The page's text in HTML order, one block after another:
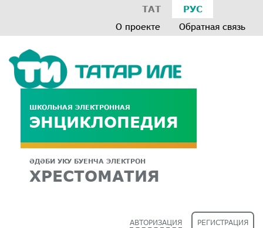
ТАТ РУС
О проекте Обратная связь
ШКОЛЬНАЯ ЭЛЕКТРОННАЯ
ЭНЦИКЛОПЕДИЯ
ӘДӘБИ УКУ БУЕНЧА ЭЛЕКТРОН
ХРЕСТОМАТИЯ
АВТОРИЗАЦИЯ РЕГИСТРАЦИЯ